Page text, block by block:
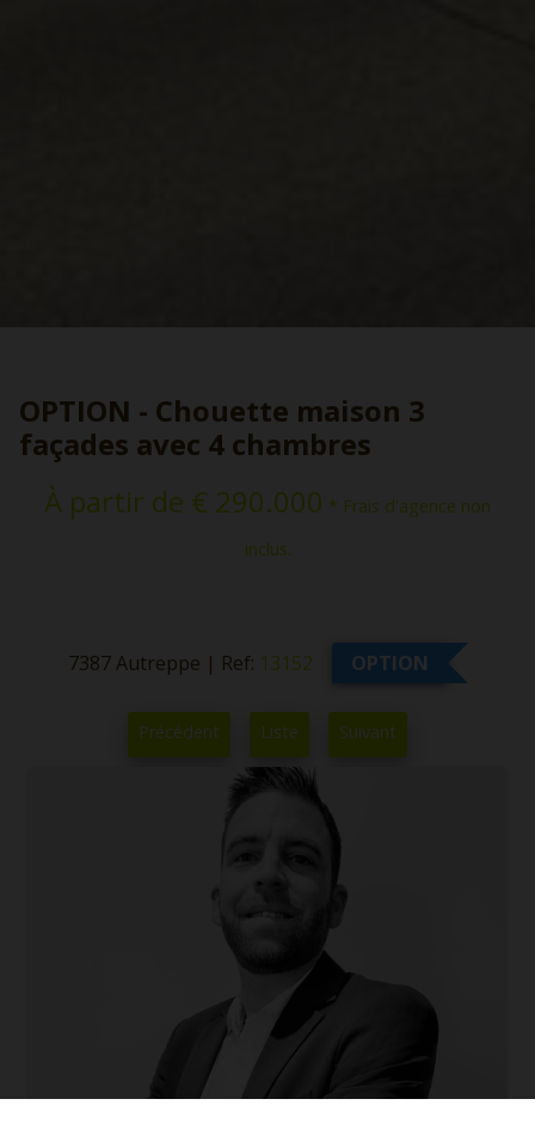
OPTION - Chouette maison 3
façades avec 4 chambres
À partir de € 290.000 * Frais d'agence non
inclus.
7387 Autreppe | Ref: 13152 OPTION
Précédent Liste Suivant